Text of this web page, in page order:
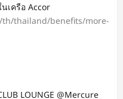
เครือ Accor
thailand/benefits/more-
LOUNGE @Mercure